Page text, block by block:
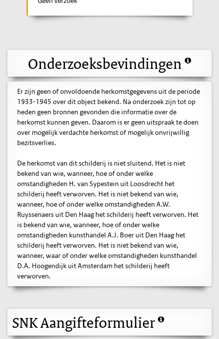
Onderzoeksbevindingen
Er zijn geen of onvoldoende herkomstgegevens uit de periode
1933-1945 over dit object bekend. Na onderzoek zijn tot op
heden geen bronnen gevonden die informatie over de
herkomst kunnen geven. Daarom is er geen uitspraak te doen
over mogelijk verdachte herkomst of mogelijk onvrijwillig
bezitsverlies.
De herkomst van dit schilderij is niet sluitend. Het is niet
bekend van wie, wanneer, hoe of onder welke
omstandigheden H. van Sypestein uit Loosdrecht het
schilderij heeft verworven. Het is niet bekend van wie,
wanneer, hoe of onder welke omstandigheden A.W.
Ruyssenaers uit Den Haag het schilderij heeft verworven. Het
is bekend van wie, wanneer, hoe of onder welke
omstandigheden kunsthandel A.J. Boer uit Den Haag het
schilderij heeft verworven. Het is niet bekend van wie,
wanneer, waar of onder welke omstandigheden kunsthandel
D.A. Hoogendijk uit Amsterdam het schilderij heeft
verworven.
SNK Aangifteformulier